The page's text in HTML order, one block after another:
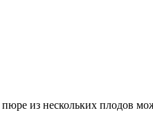
из нескольких плодов